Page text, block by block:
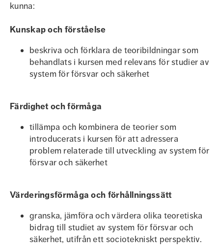
kunna:
Kunskap och förståelse
beskriva och förklara de teoribildningar som
behandlats i kursen med relevans för studier av
system för försvar och säkerhet
Färdighet och förmåga
tillämpa och kombinera de teorier som
introducerats i kursen för att adressera
problem relaterade till utveckling av system för
försvar och säkerhet
Värderingsförmåga och förhållningssätt
granska, jämföra och värdera olika teoretiska
bidrag till studiet av system för försvar och
säkerhet, utifrån ett sociotekniskt perspektiv.